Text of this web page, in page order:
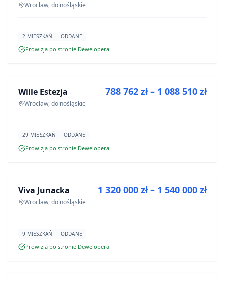
Wrocław, dolnośląskie
2 MIESZKAŃ ODDANE
Prowizja po stronie Dewelopera
INWESTYCJA
Wille Estezja
Wrocław, dolnośląskie
788 762 zł – 1 088 510 zł
29 MIESZKAŃ ODDANE
Prowizja po stronie Dewelopera
INWESTYCJA
Viva Junacka
Wrocław, dolnośląskie
1 320 000 zł – 1 540 000 zł
9 MIESZKAŃ ODDANE
Prowizja po stronie Dewelopera